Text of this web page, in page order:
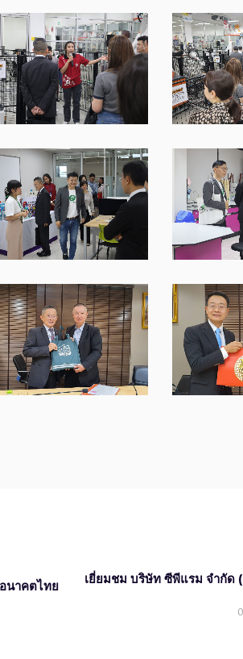
นาคตไทย
เยี่ยมชม บริษัท ซีพีแรม จำกัด